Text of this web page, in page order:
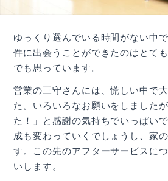
ゆっくり選んでいる時間がない中
件に出会うことができたのはとて
でも思っています。
営業の三守さんには、慌しい中で
た。いろいろなお願いをしました
た！」と感謝の気持ちでいっぱい
成も変わっていくでしょうし、家
す。この先のアフターサービスに
いします。